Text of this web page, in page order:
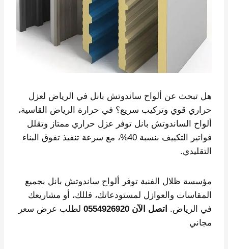
هل تبحث عن ألواح ساندوتش بانل في الرياض لعزل
حراري قوي وتركيب سريع؟ في حرارة الرياض القاسية،
ألواح الساندوتش بانل توفر عزل حراري ممتاز وتقلل
فواتير التكييف بنسبة 40%، مع سرعة تنفيذ تفوق البناء
التقليدي.
مؤسسة ظلال الفنية توفر ألواح ساندوتش بانل بجميع
المقاسات والعوازل لمستودعاتك، فللك، أو مشاريعك
في الرياض. اتصل الآن 0554926920
لطلب عرض سعر
مجاني